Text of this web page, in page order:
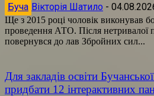
Буча Вікторія Шатило -
Ще з 2015 році чоловік виконував
проведення АТО. Після нетривалої
повернувся до лав Збройних сил...
Для закладів освіти
придбати 12 інтерактивних